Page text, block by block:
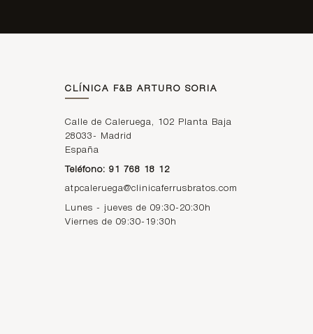
CLÍNICA F&B ARTURO SORIA
Calle de Caleruega, 102 Planta Baja
28033-
Madrid
España
Teléfono: 91 768 18 12
atpcaleruega@clinicaferrusbratos.com
Lunes - jueves de 09:30-20:30h
Viernes de 09:30-19:30h